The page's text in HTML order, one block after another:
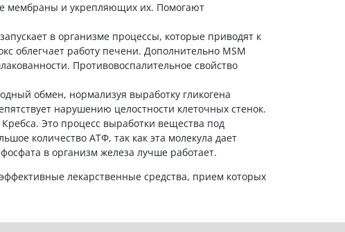
мембраны и укрепляющих их. Помогают
в организме процессы, которые приводят к
облегчает работу печени. Дополнительно MSM
Противовоспалительное свойство
обмен, нормализуя выработку гликогена
нарушению целостности клеточных стенок.
Это процесс выработки вещества под
количество АТФ, так как эта молекула дает
в организм железа лучше работает.
лекарственные средства, прием которых